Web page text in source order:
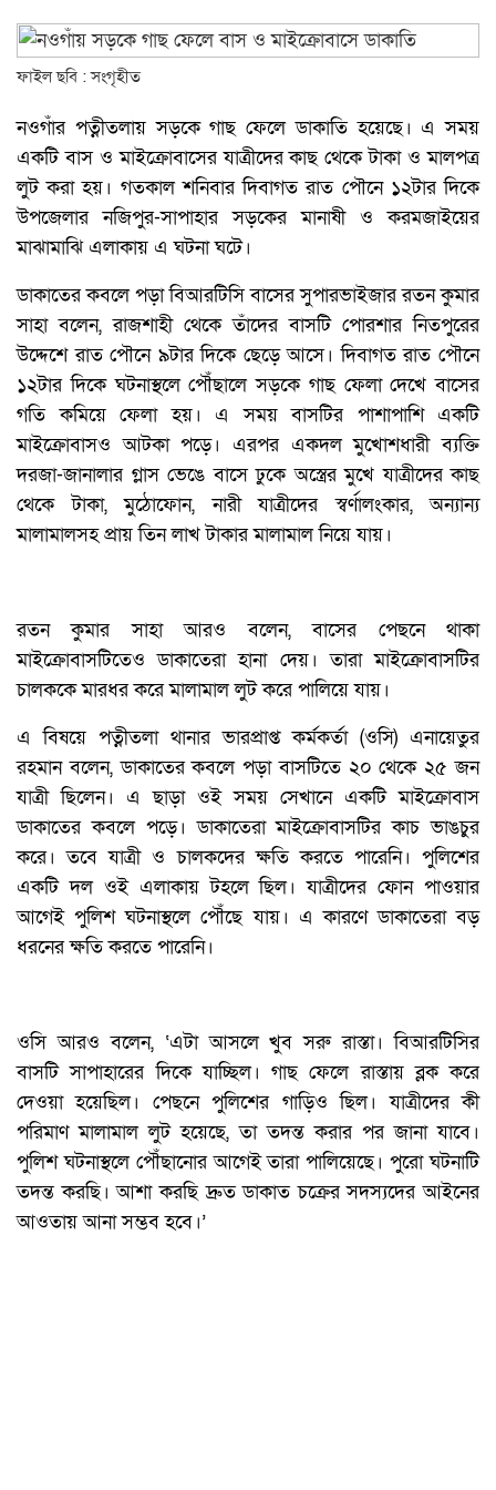
ফাইল ছবি : সংগৃহীত
নওগাঁর পত্নীতলায় সড়কে গাছ ফেলে ডাকাতি হয়েছে। এ সময়
একটি বাস ও মাইক্রোবাসের যাত্রীদের কাছ থেকে টাকা ও মালপত্র
লুট করা হয়। গতকাল শনিবার দিবাগত রাত পৌনে ১২টার দিকে
উপজেলার নজিপুর-সাপাহার সড়কের মানাষী ও করমজাইয়ের
মাঝামাঝি এলাকায় এ ঘটনা ঘটে।
ডাকাতের কবলে পড়া বিআরটিসি বাসের সুপারভাইজার রতন কুমার
সাহা বলেন, রাজশাহী থেকে তাঁদের বাসটি পোরশার নিতপুরের
উদ্দেশে রাত পৌনে ৯টার দিকে ছেড়ে আসে। দিবাগত রাত পৌনে
১২টার দিকে ঘটনাস্থলে পৌঁছালে সড়কে গাছ ফেলা দেখে বাসের
গতি কমিয়ে ফেলা হয়। এ সময় বাসটির পাশাপাশি একটি
মাইক্রোবাসও আটকা পড়ে। এরপর একদল মুখোশধারী ব্যক্তি
দরজা-জানালার গ্লাস ভেঙে বাসে ঢুকে অস্ত্রের মুখে যাত্রীদের কাছ
থেকে টাকা, মুঠোফোন, নারী যাত্রীদের স্বর্ণালংকার, অন্যান্য
মালামালসহ প্রায় তিন লাখ টাকার মালামাল নিয়ে যায়।
রতন কুমার সাহা আরও বলেন, বাসের পেছনে থাকা
মাইক্রোবাসটিতেও ডাকাতেরা হানা দেয়। তারা মাইক্রোবাসটির
চালককে মারধর করে মালামাল লুট করে পালিয়ে যায়।
এ বিষয়ে পত্নীতলা থানার ভারপ্রাপ্ত কর্মকর্তা (ওসি) এনায়েতুর
রহমান বলেন, ডাকাতের কবলে পড়া বাসটিতে ২০ থেকে ২৫ জন
যাত্রী ছিলেন। এ ছাড়া ওই সময় সেখানে একটি মাইক্রোবাস
ডাকাতের কবলে পড়ে। ডাকাতেরা মাইক্রোবাসটির কাচ ভাঙচুর
করে। তবে যাত্রী ও চালকদের ক্ষতি করতে পারেনি। পুলিশের
একটি দল ওই এলাকায় টহলে ছিল। যাত্রীদের ফোন পাওয়ার
আগেই পুলিশ ঘটনাস্থলে পৌঁছে যায়। এ কারণে ডাকাতেরা বড়
ধরনের ক্ষতি করতে পারেনি।
ওসি আরও বলেন, ‘এটা আসলে খুব সরু রাস্তা। বিআরটিসির
বাসটি সাপাহারের দিকে যাচ্ছিল। গাছ ফেলে রাস্তায় ব্লক করে
দেওয়া হয়েছিল। পেছনে পুলিশের গাড়িও ছিল। যাত্রীদের কী
পরিমাণ মালামাল লুট হয়েছে, তা তদন্ত করার পর জানা যাবে।
পুলিশ ঘটনাস্থলে পৌঁছানোর আগেই তারা পালিয়েছে। পুরো ঘটনাটি
তদন্ত করছি। আশা করছি দ্রুত ডাকাত চক্রের সদস্যদের আইনের
আওতায় আনা সম্ভব হবে।’